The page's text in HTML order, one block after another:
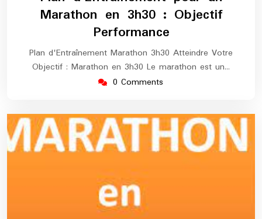
2025
marathon
Marathon en 3h30 : Objectif
Performance
Plan d'Entraînement Marathon 3h30 Atteindre Votre
Objectif : Marathon en 3h30 Le marathon est un…
0 Comments